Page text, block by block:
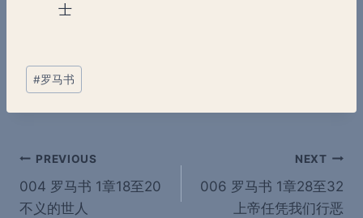
士
Post
Tags:
#罗马书
Post
navigation
PREVIOUS
004 罗马书 1章18至20
不义的世人
NEXT
006 罗马书 1章28至32
上帝任凭我们行恶